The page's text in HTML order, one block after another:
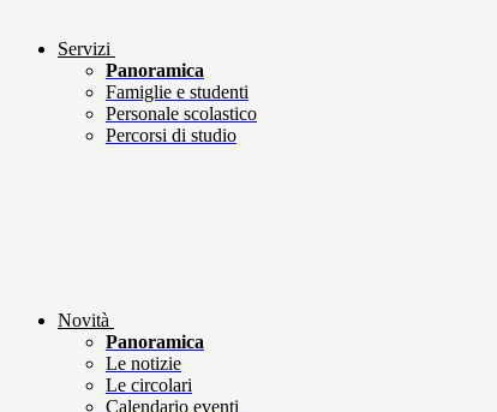
Servizi
Panoramica
Famiglie e studenti
Personale scolastico
Percorsi di studio
Novità
Panoramica
Le notizie
Le circolari
Calendario eventi